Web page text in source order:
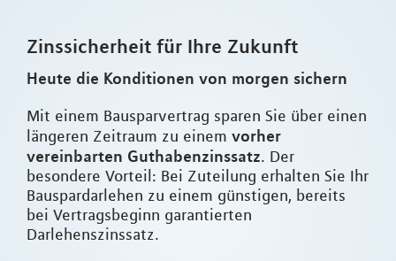
Zinssicherheit für Ihre Zukunft
Heute die Konditionen von morgen sichern
Mit einem Bausparvertrag sparen Sie über einen
längeren Zeitraum zu einem vorher
vereinbarten Guthabenzinssatz. Der
besondere Vorteil: Bei Zuteilung erhalten Sie Ihr
Bauspardarlehen zu einem günstigen, bereits
bei Vertragsbeginn garantierten
Darlehenszinssatz.